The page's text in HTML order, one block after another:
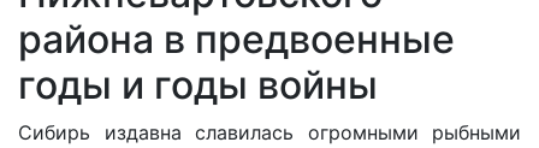
района в предвоенные
годы и годы войны
Сибирь издавна славилась огромными рыбными